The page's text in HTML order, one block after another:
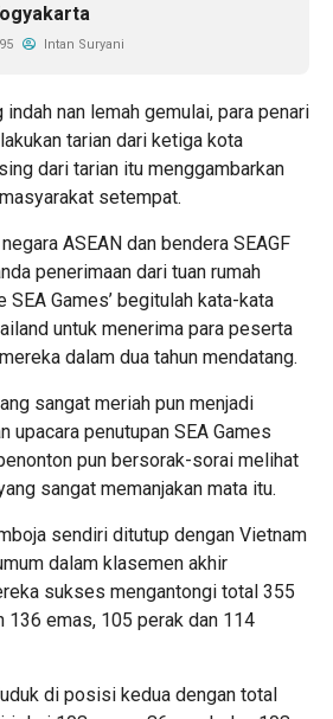
Intan Suryani
indah nan lemah gemulai, para penari
tarian dari ketiga kota
dari tarian itu menggambarkan
setempat.
ASEAN dan bendera SEAGF
penerimaan dari tuan rumah
SEA Games’ begitulah kata-kata
untuk menerima para peserta
dalam dua tahun mendatang.
sangat meriah pun menjadi
upacara penutupan SEA Games
pun bersorak-sorai melihat
sangat memanjakan mata itu.
sendiri ditutup dengan Vietnam
dalam klasemen akhir
sukses mengantongi total 355
136 emas, 105 perak dan 114
di posisi kedua dengan total